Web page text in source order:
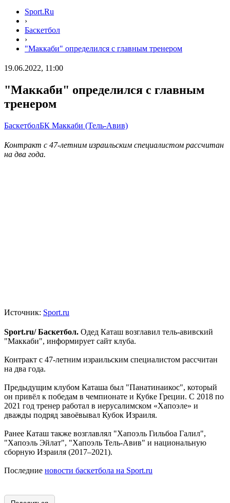
Sport.Ru
›
Баскетбол
›
"Маккаби" определился с главным тренером
19.06.2022, 11:00
"Маккаби" определился с главным
тренером
БаскетболБК Маккаби (Тель-Авив)
Контракт с 47-летним израильским специалистом рассчитан
на два года.
Источник: Sport.ru
Sport.ru/ Баскетбол. Одед Каташ возглавил тель-авивский
"Маккаби", информирует сайт клуба.
Контракт с 47-летним израильским специалистом рассчитан
на два года.
Предыдущим клубом Каташа был "Панатинаикос", который
он привёл к победам в чемпионате и Кубке Греции. С 2018 по
2021 год тренер работал в иерусалимском «Хапоэле» и
дважды подряд завоёвывал Кубок Израиля.
Ранее Каташ также возглавлял "Хапоэль Гильбоа Галил",
"Хапоэль Эйлат", "Хапоэль Тель-Авив" и национальную
сборную Израиля (2017–2021).
Последние новости баскетбола на Sport.ru